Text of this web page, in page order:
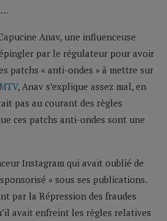
Anav, une influenceuse
par le régulateur pour avoir
patchs « anti-ondes » à mettre sur
, Anav s’explique assez mal, en
pas au courant des règles
ces patchs anti-ondes sont une
Instagram qui avait oublié de
» sous ses publications.
par la Répression des fraudes
avait enfreint les règles relatives